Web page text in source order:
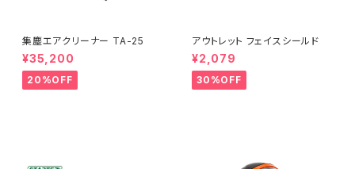
集塵エアクリーナー TA-25
¥35,200
20%OFF
アウトレット フェイスシールド
¥2,079
30%OFF